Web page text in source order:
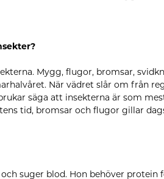
Mygg, flugor, bromsar,
När vädret slår om från
säga att insekterna är som
tid, bromsar och flugor gillar
suger blod. Hon behöver protein